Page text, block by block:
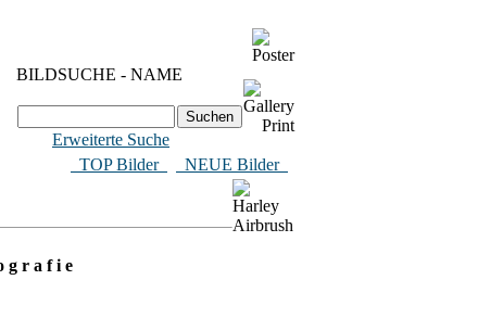
BILDSUCHE - NAME
Erweiterte Suche
​ TOP Bilder
NEUE Bilder
g r a f i e